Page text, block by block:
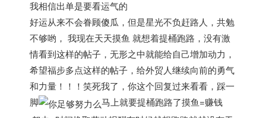
我相信出单是要看运气的
好运从来不会眷顾傻瓜，但是星光不负赶路人，共勉
不够哟， 我现在天天摸鱼 就想着提桶跑路，没有激
情看到这样的帖子，无形之中就能给自己增加动力，
希望福步多点这样的帖子，给外贸人继续向前的勇气
和力量！！！笑死我了，你这个回复过来看看，踩一
脚
马上就要提桶跑路了摸鱼=赚钱